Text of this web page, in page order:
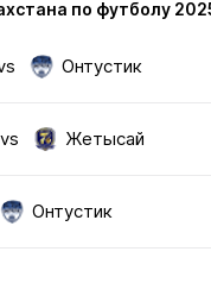
по футболу
Онтустик
vs Жетысай
Онтустик